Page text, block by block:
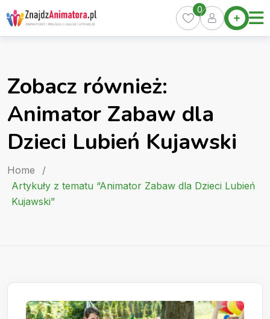
Skip
to
content
Home
Oferty
Kurs
Artykuły
0
Zobacz również:
Animator Zabaw dla
Dzieci Lubień Kujawski
Home
/
Artykuły z tematu “Animator Zabaw dla Dzieci Lubień
Kujawski”